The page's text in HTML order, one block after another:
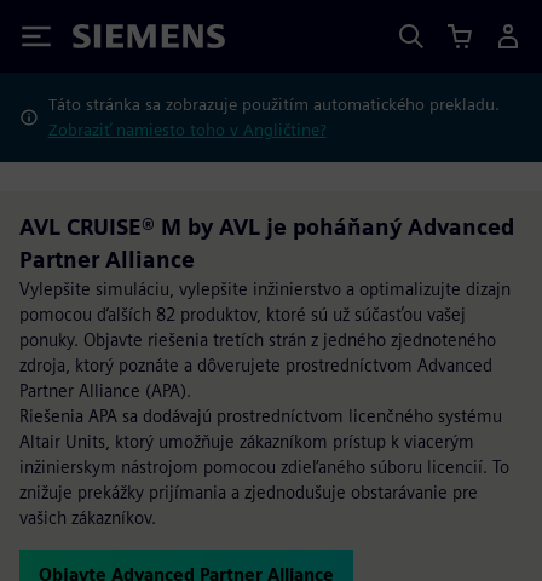
Siemens
Táto stránka sa zobrazuje použitím automatického prekladu.
Zobraziť namiesto toho v Angličtine?
AVL CRUISE® M by AVL je poháňaný Advanced
Partner Alliance
Vylepšite simuláciu, vylepšite inžinierstvo a optimalizujte dizajn
pomocou ďalších 82 produktov, ktoré sú už súčasťou vašej
ponuky. Objavte riešenia tretích strán z jedného zjednoteného
zdroja, ktorý poznáte a dôverujete prostredníctvom Advanced
Partner Alliance (APA).
Riešenia APA sa dodávajú prostredníctvom licenčného systému
Altair Units, ktorý umožňuje zákazníkom prístup k viacerým
inžinierskym nástrojom pomocou zdieľaného súboru licencií. To
znižuje prekážky prijímania a zjednodušuje obstarávanie pre
vašich zákazníkov.
Objavte Advanced Partner Alliance